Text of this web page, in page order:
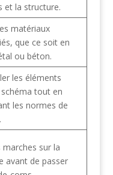
et la structure.
matériaux
que ce soit en
ou béton.
les éléments
tout en
les normes de
marches sur la
avant de passer